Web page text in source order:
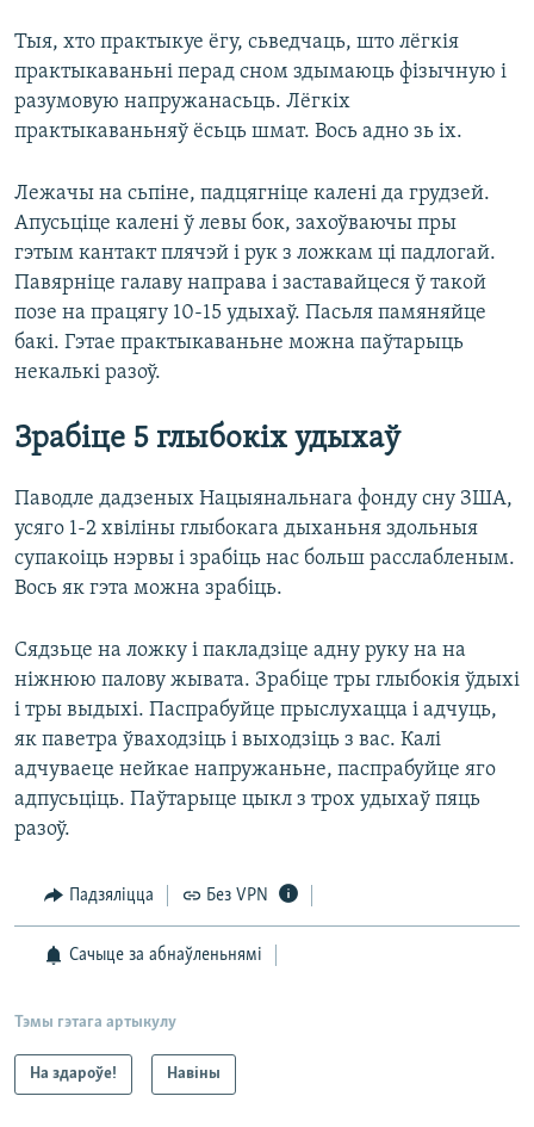
Тыя, хто практыкуе ёгу, сьведчаць, што лёгкія
практыкаваньні перад сном здымаюць фізычную і
разумовую напружанасьць. Лёгкіх
практыкаваньняў ёсьць шмат. Вось адно зь іх.
Лежачы на сьпіне, падцягніце калені да грудзей.
Апусьціце калені ў левы бок, захоўваючы пры
гэтым кантакт плячэй і рук з ложкам ці падлогай.
Павярніце галаву направа і заставайцеся ў такой
позе на працягу 10-15 удыхаў. Пасьля памяняйце
бакі. Гэтае практыкаваньне можна паўтарыць
некалькі разоў.
Зрабіце 5 глыбокіх удыхаў
Паводле дадзеных Нацыянальнага фонду сну ЗША,
усяго 1-2 хвіліны глыбокага дыханьня здольныя
супакоіць нэрвы і зрабіць нас больш расслабленым.
Вось як гэта можна зрабіць.
Сядзьце на ложку і пакладзіце адну руку на на
ніжнюю палову жывата. Зрабіце тры глыбокія ўдыхі
і тры выдыхі. Паспрабуйце прыслухацца і адчуць,
як паветра ўваходзіць і выходзіць з вас. Калі
адчуваеце нейкае напружаньне, паспрабуйце яго
адпусьціць. Паўтарыце цыкл з трох удыхаў пяць
разоў.
Падзяліцца Без VPN
Сачыце за абнаўленьнямі
Тэмы гэтага артыкулу
На здароўе! Навіны